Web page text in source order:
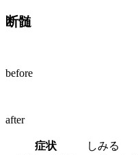
断髄
before
after
症状
しみる